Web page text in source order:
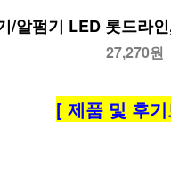
/알펌기 LED 롯드라
27,270원
[ 제품 및 후